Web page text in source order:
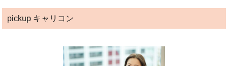
pickup キャリコン